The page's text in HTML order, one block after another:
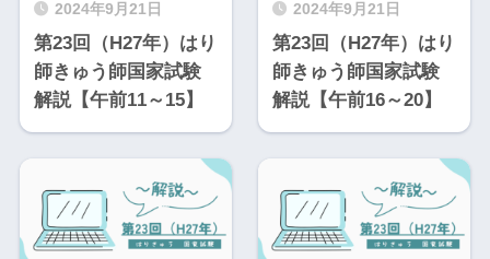
2024年9月21日
第23回（H27年）はり
師きゅう師国家試験
解説【午前11～15】
2024年9月21日
第23回（H27年）はり
師きゅう師国家試験
解説【午前16～20】